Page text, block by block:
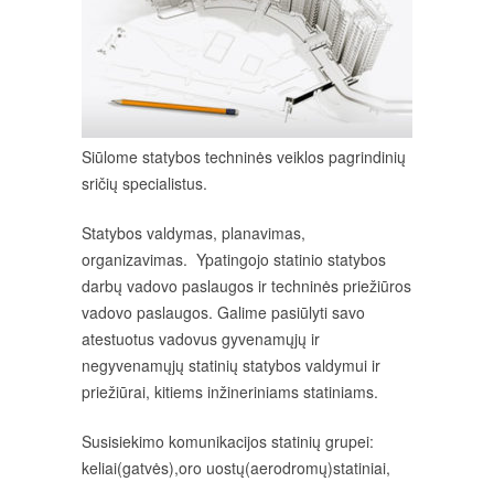
Siūlome statybos techninės veiklos pagrindinių
sričių specialistus.
Statybos valdymas, planavimas,
organizavimas. Ypatingojo statinio statybos
darbų vadovo paslaugos ir techninės priežiūros
vadovo paslaugos. Galime pasiūlyti savo
atestuotus vadovus gyvenamųjų ir
negyvenamųjų statinių statybos valdymui ir
priežiūrai, kitiems inžineriniams statiniams.
Susisiekimo komunikacijos statinių grupei:
keliai(gatvės),oro uostų(aerodromų)statiniai,